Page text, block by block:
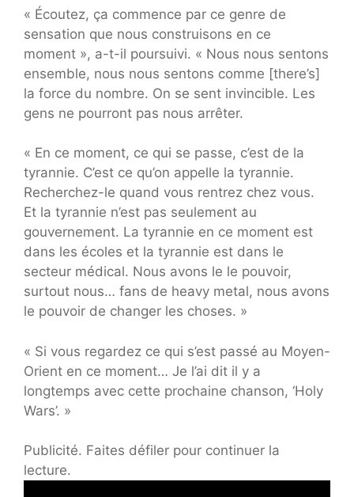
« Écoutez, ça commence par ce genre de
sensation que nous construisons en ce
moment », a-t-il poursuivi. « Nous nous sentons
ensemble, nous nous sentons comme [there’s]
la force du nombre. On se sent invincible. Les
gens ne pourront pas nous arrêter.
« En ce moment, ce qui se passe, c’est de la
tyrannie. C’est ce qu’on appelle la tyrannie.
Recherchez-le quand vous rentrez chez vous.
Et la tyrannie n’est pas seulement au
gouvernement. La tyrannie en ce moment est
dans les écoles et la tyrannie est dans le
secteur médical. Nous avons le le pouvoir,
surtout nous… fans de heavy metal, nous avons
le pouvoir de changer les choses. »
« Si vous regardez ce qui s’est passé au Moyen-
Orient en ce moment… Je l’ai dit il y a
longtemps avec cette prochaine chanson, ‘Holy
Wars’. »
Publicité. Faites défiler pour continuer la
lecture.